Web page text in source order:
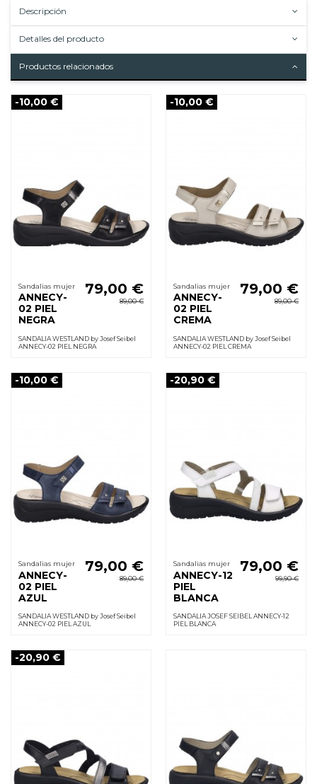
Descripción
Detalles del producto
Productos relacionados
-10,00 €
Sandalias mujer
ANNECY-
02 PIEL
NEGRA
79,00 €
89,00 €
SANDALIA WESTLAND by Josef Seibel
ANNECY-02 PIEL NEGRA
-10,00 €
Sandalias mujer
ANNECY-
02 PIEL
CREMA
79,00 €
89,00 €
SANDALIA WESTLAND by Josef Seibel
ANNECY-02 PIEL CREMA
-10,00 €
Sandalias mujer
ANNECY-
02 PIEL
AZUL
79,00 €
89,00 €
SANDALIA WESTLAND by Josef Seibel
ANNECY-02 PIEL AZUL
-20,90 €
Sandalias mujer
ANNECY-12
PIEL
BLANCA
79,00 €
99,90 €
SANDALIA JOSEF SEIBEL ANNECY-12
PIEL BLANCA
-20,90 €